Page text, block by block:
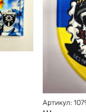
Артикул: